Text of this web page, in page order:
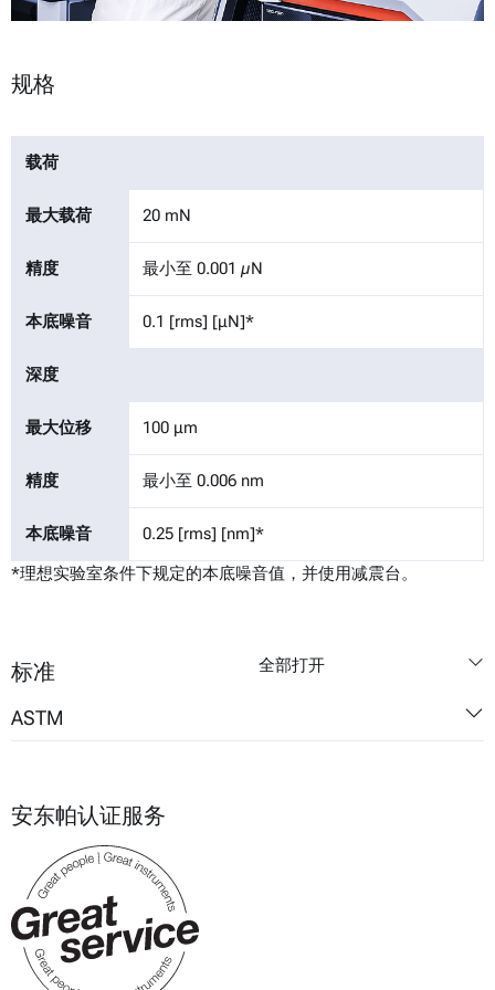
规格
载荷
最大载荷 20 mN
精度 最小至 0.001 µN
本底噪音 0.1 [rms] [μN]*
深度
最大位移 100 μm
精度 最小至 0.006 nm
本底噪音
0.25 [rms] [nm]*
*理想实验室条件下规定的本底噪音值，并使用减震台。
标准 全部打开
ASTM
安东帕认证服务